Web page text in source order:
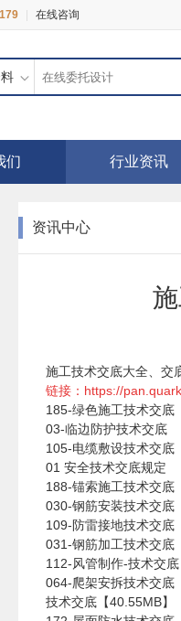
在线咨询
们 行业资讯
资讯中心
施工技术交底大全、交
链接： https://
185-绿色施工技术交底
03-临边防护技术交底
105-电缆敷设技术交底
01 安全技术交底规定
188-锚索施工技术交底
030-钢筋安装技术交底
109-防雷接地技术交底
031-钢筋加工技术交底
112-风管制作-技术交底
064-爬架安拆技术交底
技术交底【40.55MB】